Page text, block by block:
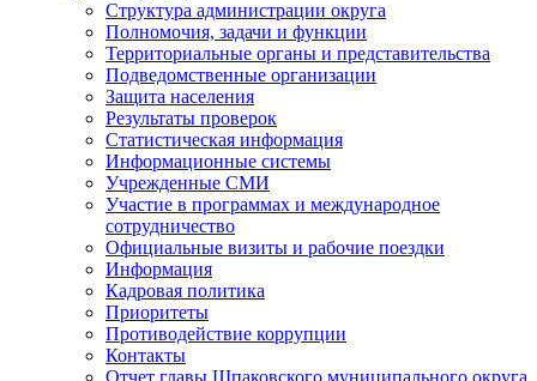
Структура администрации округа
Полномочия, задачи и функции
Территориальные органы и представительства
Подведомственные организации
Защита населения
Результаты проверок
Статистическая информация
Информационные системы
Учрежденные СМИ
Участие в программах и международное
сотрудничество
Официальные визиты и рабочие поездки
Информация
Кадровая политика
Приоритеты
Противодействие коррупции
Контакты